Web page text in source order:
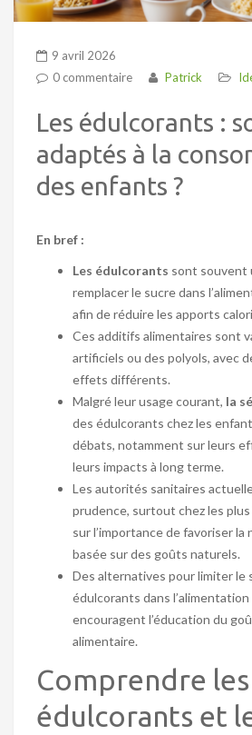
9 avril 2026
0 commentaire
Patrick
Les édulcorants :
adaptés à la
des enfants ?
En bref :
Les édulcorants sont souvent
remplacer le sucre dans
afin de réduire les apports
Ces additifs alimentaires sont
artificiels ou des polyols, avec
effets différents.
Malgré leur usage courant, la
des édulcorants chez les
débats, notamment sur leurs
leurs impacts à long terme.
Les autorités sanitaires
prudence, surtout chez les
sur l’importance de favoriser
basée sur des goûts naturels.
Des alternatives pour limiter le
édulcorants dans
encouragent l’éducation du
alimentaire.
Comprendre les
édulcorants et